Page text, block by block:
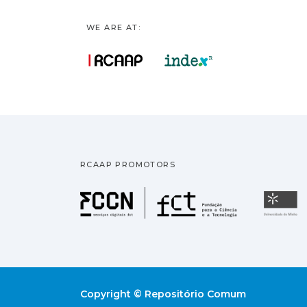
WE ARE AT:
RCAAP PROMOTORS
Fundação
Copyright © Repositório Comum